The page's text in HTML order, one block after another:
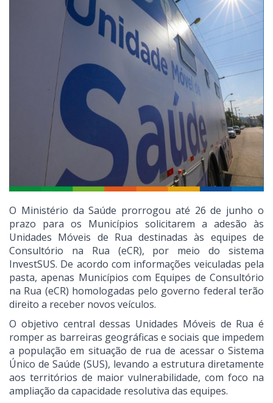
O Ministério da Saúde prorrogou até 26 de junho o
prazo para os Municípios solicitarem a adesão às
Unidades Móveis de Rua destinadas às equipes de
Consultório na Rua (eCR), por meio do sistema
InvestSUS. De acordo com informações veiculadas pela
pasta, apenas Municípios com Equipes de Consultório
na Rua (eCR) homologadas pelo governo federal terão
direito a receber novos veículos.
O objetivo central dessas Unidades Móveis de Rua é
romper as barreiras geográficas e sociais que impedem
a população em situação de rua de acessar o Sistema
Único de Saúde (SUS), levando a estrutura diretamente
aos territórios de maior vulnerabilidade, com foco na
ampliação da capacidade resolutiva das equipes.